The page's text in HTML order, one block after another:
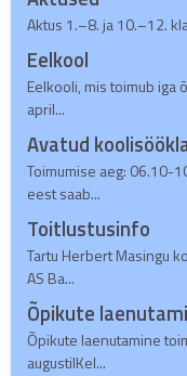
Aktus 1.–8. ja 10.–12.
Eelkool
Eelkooli, mis toimub iga
april...
Avatud
Toimumise aeg: 06.10-
eest saab...
Toitlustusinfo
Tartu Herbert Masingu
AS Ba...
Õpikute
Õpikute laenutamine
augustilKel...